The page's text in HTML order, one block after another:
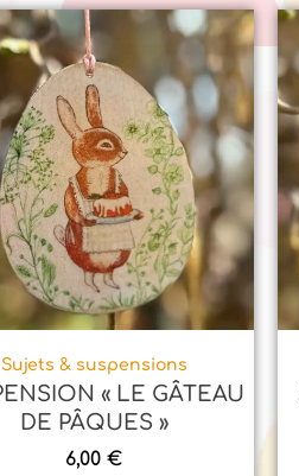
Sujets & suspensions
« LE GÂTEAU
DE PÂQUES »
6,00 €